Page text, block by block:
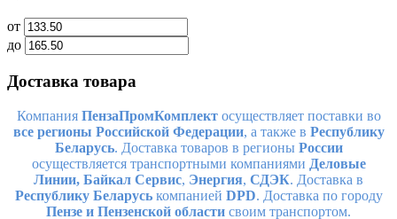
от
до
Доставка товара
Компания ПензаПромКомплектосуществляет поставки во
все регионы Российской Федерации, а также в Республику
Беларусь. Доставка товаров в регионы России
осуществляется транспортными компаниями Деловые
Линии, Байкал Сервис, Энергия, СДЭК. Доставка в
Республику Беларуськомпанией DPD. Доставка по городу
Пензе и Пензенской области своим транспортом.